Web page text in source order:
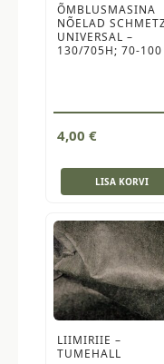
ÕMBLUSMASINA
NÕELAD
UNIVERSAL –
130/705H; 70-100
4,00 €
LISA KORVI
LIIMIRIIE –
TUMEHALL